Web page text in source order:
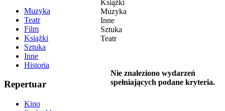
Muzyka
Teatr
Film
Książki
Sztuka
Inne
Historia
Repertuar
Kino
Książki
Muzyka
Inne
Sztuka
Teatr
Nie znaleziono wydarzeń
spełniających podane kryteria.